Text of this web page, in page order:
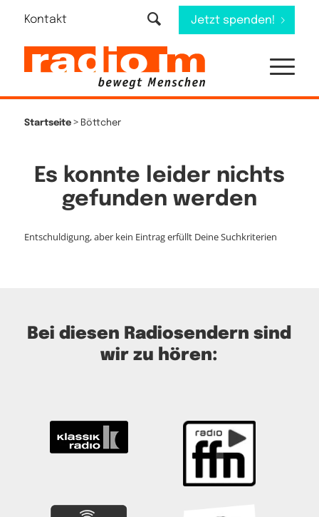
Kontakt Jetzt spenden!
Startseite> Böttcher
Es konnte leider nichts
gefunden werden
Entschuldigung, aber kein Eintrag erfüllt Deine Suchkriterien
Bei diesen Radiosendern sind
wir zu hören: